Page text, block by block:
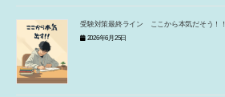
受験対策最終ライン ここから本気だそう！！
2026年6月25日